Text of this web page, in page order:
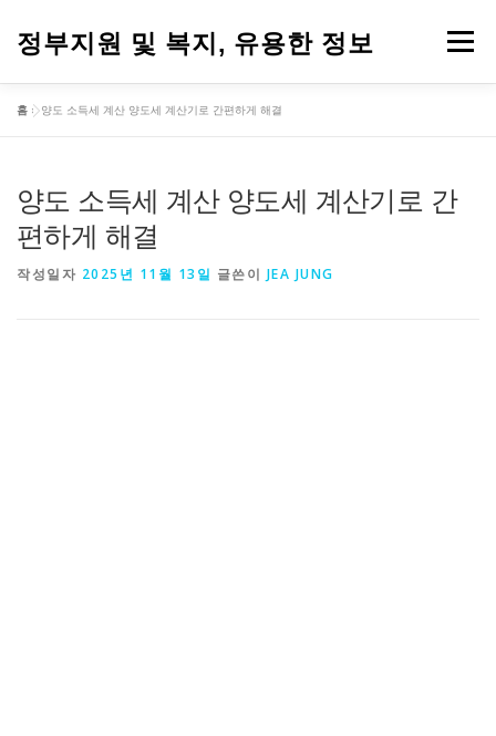
정부지원 및 복지, 유용한 정보 메뉴
홈 »양도 소득세 계산 양도세 계산기로 간편하게 해결
양도 소득세 계산 양도세 계산기로 간
편하게 해결
작성일자 2025년 11월 13일 글쓴이 JEA JUNG